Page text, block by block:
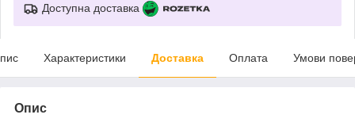
Доступна доставка
Характеристики Доставка Оплата Умови
Опис